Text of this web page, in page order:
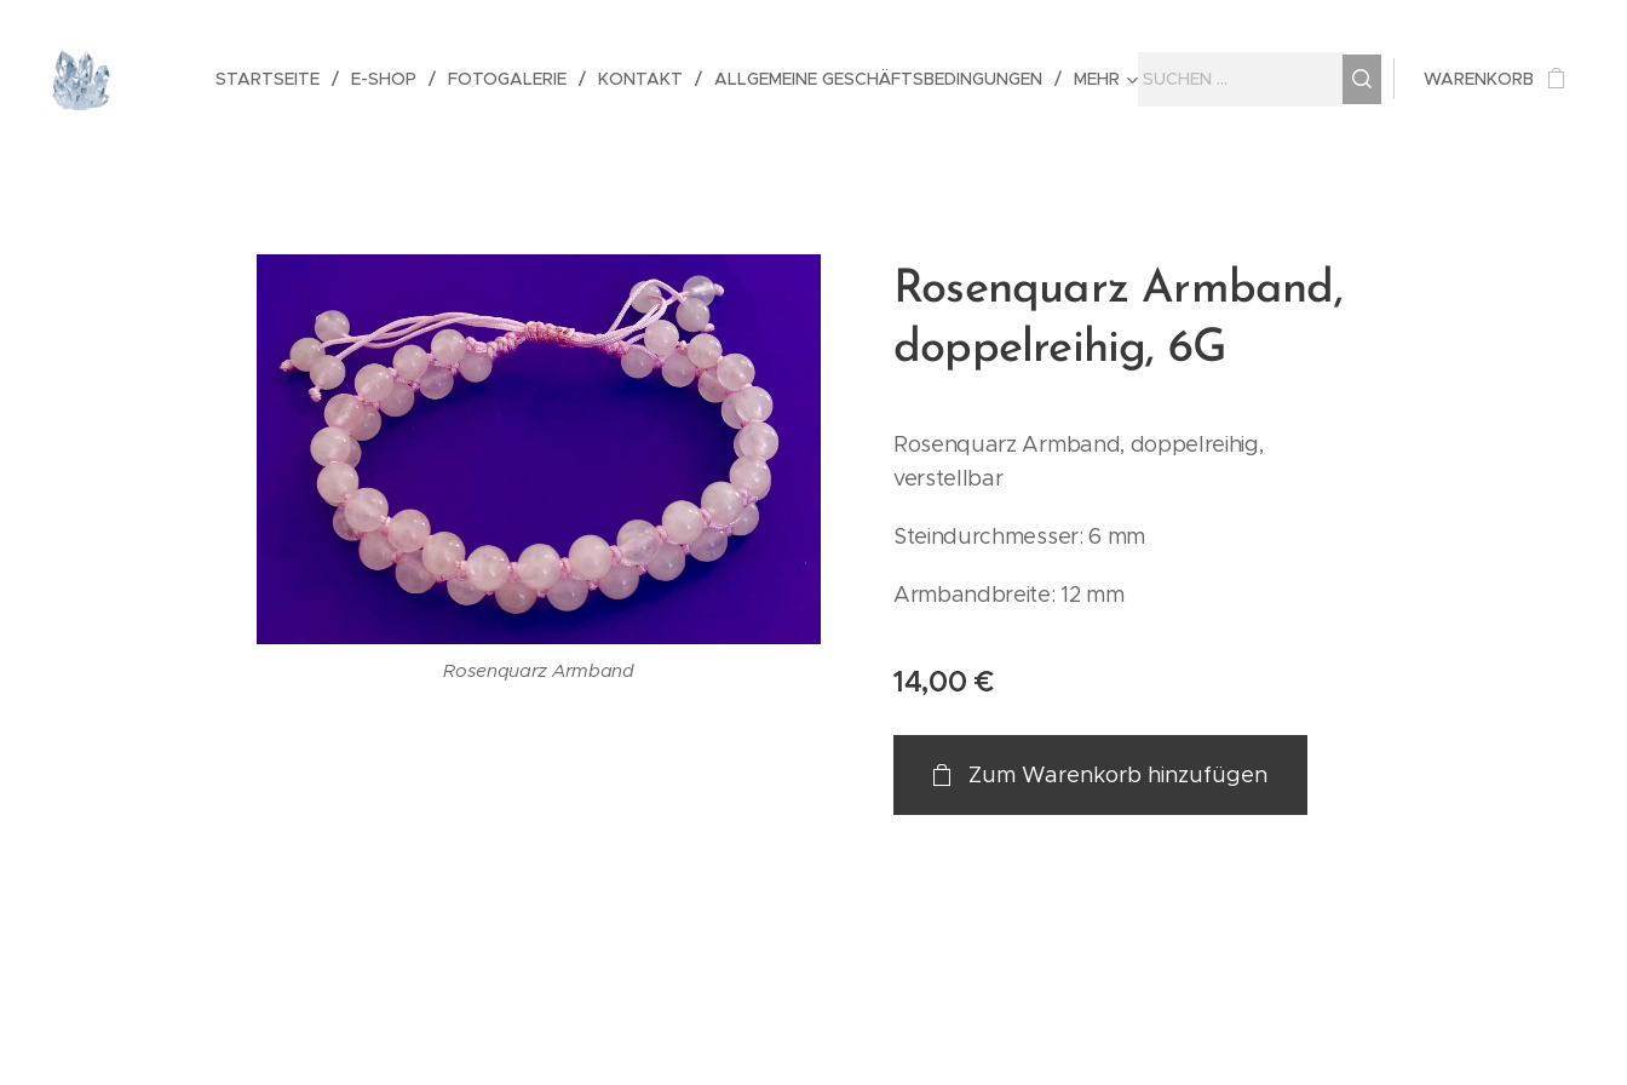
STARTSEITE E-SHOP FOTOGALERIE KONTAKT ALLGEMEINE GESCHÄFTSBEDINGUNGEN MEHR WARENKORB
Rosenquarz Armband,
doppelreihig, 6G
Rosenquarz Armband
Rosenquarz Armband, doppelreihig,
verstellbar
Steindurchmesser: 6 mm
Armbandbreite: 12 mm
14,00 €
Zum Warenkorb hinzufügen